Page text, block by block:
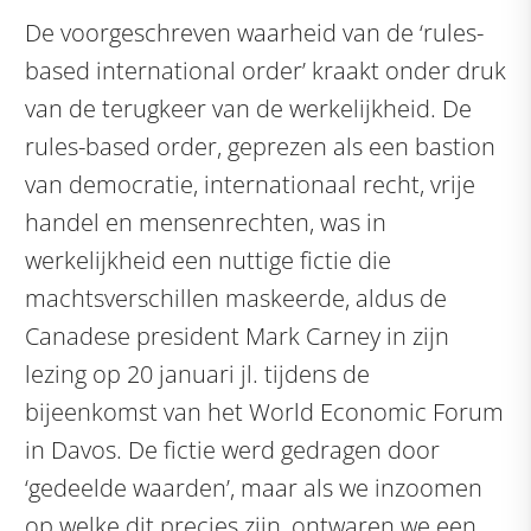
De voorgeschreven waarheid van de ‘rules-
based international order’ kraakt onder druk
van de terugkeer van de werkelijkheid. De
rules-based order, geprezen als een bastion
van democratie, internationaal recht, vrije
handel en mensenrechten, was in
werkelijkheid een nuttige fictie die
machtsverschillen maskeerde, aldus de
Canadese president Mark Carney in zijn
lezing op 20 januari jl. tijdens de
bijeenkomst van het World Economic Forum
in Davos. De fictie werd gedragen door
‘gedeelde waarden’, maar als we inzoomen